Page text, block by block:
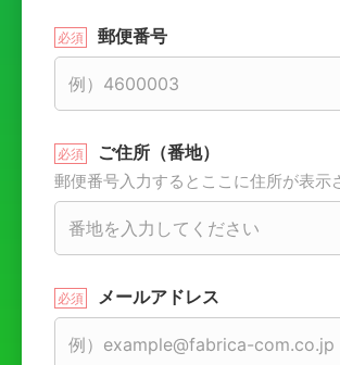
郵便番号
ご住所（番地）
郵便番号入力するとここに住所が表示
メールアドレス